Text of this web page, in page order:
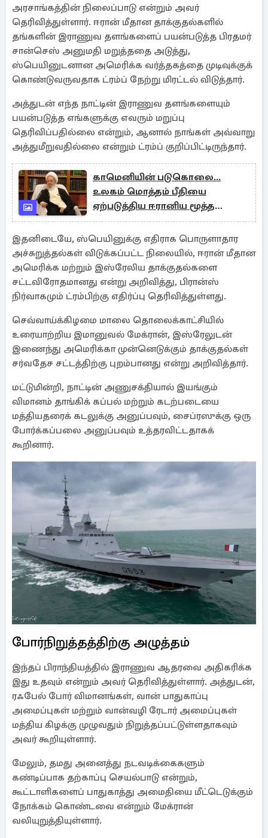
அரசாங்கத்தின் நிலைப்பாடு என்றும் அவர்
தெரிவித்துள்ளார். ஈரான் மீதான தாக்குதல்களில்
தங்களின் இராணுவ தளங்களைப் பயன்படுத்த பிரதமர்
சான்செஸ் அனுமதி மறுத்ததை அடுத்து,
ஸ்பெயினுடனான அமெரிக்க வர்த்தகத்தை முடிவுக்குக்
கொண்டுவருவதாக ட்ரம்ப் நேற்று மிரட்டல் விடுத்தார்.
அத்துடன் எந்த நாட்டின் இராணுவ தளங்களையும்
பயன்படுத்த எங்களுக்கு எவரும் மறுப்பு
தெரிவிப்பதில்லை என்றும், ஆனால் நாங்கள் அவ்வாறு
அத்துமீறுவதில்லை என்றும் ட்ரம்ப் குறிப்பிட்டிருந்தார்.
காமெனியின் படுகொலை...
உலகம் மொத்தம் பீதியை
ஏற்படுத்திய ஈரானிய மூத்த
மதகுருவின் அழைப்பு
இதனிடையே, ஸ்பெயினுக்கு எதிராக பொருளாதார
அச்சுறுத்தல்கள் விடுக்கப்பட்ட நிலையில், ஈரான் மீதான
அமெரிக்க மற்றும் இஸ்ரேலிய தாக்குதல்களை
சட்டவிரோதமானது என்று அறிவித்து, பிரான்ஸ்
நிர்வாகமும் ட்ரம்பிற்கு எதிர்ப்பு தெரிவித்துள்ளது.
செவ்வாய்க்கிழமை மாலை தொலைக்காட்சியில்
உரையாற்றிய இமானுவல் மேக்ரான், இஸ்ரேலுடன்
இணைந்து அமெரிக்கா முன்னெடுக்கும் தாக்குதல்கள்
சர்வதேச சட்டத்திற்கு புறம்பானது என்று அறிவித்தார்.
மட்டுமின்றி, நாட்டின் அணுசக்தியால் இயங்கும்
விமானம் தாங்கிக் கப்பல் மற்றும் கடற்படையை
மத்தியதரைக் கடலுக்கு அனுப்பவும், சைப்ரஸுக்கு ஒரு
போர்க்கப்பலை அனுப்பவும் உத்தரவிட்டதாகக்
கூறினார்.
போர்நிறுத்தத்திற்கு அழுத்தம்
இந்தப் பிராந்தியத்தில் இராணுவ ஆதரவை அதிகரிக்க
இது உதவும் என்றும் அவர் தெரிவித்துள்ளார். அத்துடன்,
ரஃபேல் போர் விமானங்கள், வான் பாதுகாப்பு
அமைப்புகள் மற்றும் வான்வழி ரேடார் அமைப்புகள்
மத்திய கிழக்கு முழுவதும் நிறுத்தப்பட்டுள்ளதாகவும்
அவர் கூறியுள்ளார்.
மேலும், தமது அனைத்து நடவடிக்கைகளும்
கண்டிப்பாக தற்காப்பு செயல்பாடு என்றும்,
கூட்டாளிகளைப் பாதுகாத்து அமைதியை மீட்டெடுக்கும்
நோக்கம் கொண்டவை என்றும் மேக்ரான்
வலியுறுத்தியுள்ளார்.